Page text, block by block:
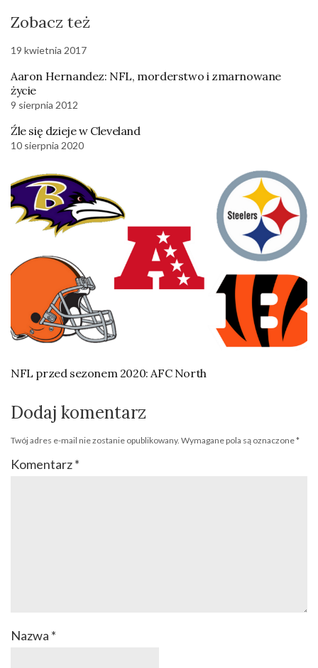
Zobacz też
19 kwietnia 2017
Aaron Hernandez: NFL, morderstwo i zmarnowane
życie
9 sierpnia 2012
Źle się dzieje w Cleveland
10 sierpnia 2020
NFL przed sezonem 2020: AFC North
Dodaj komentarz
Twój adres e-mail nie zostanie opublikowany. Wymagane pola są oznaczone*
Komentarz*
Nazwa *